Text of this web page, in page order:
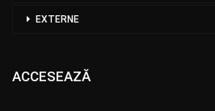
EXTERNE
ACCESEAZĂ